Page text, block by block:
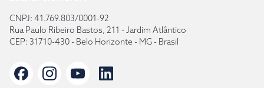
CNPJ: 41.769.803/0001-92
Rua Paulo Ribeiro Bastos, 211 - Jardim Atlântico
CEP: 31710-430 - Belo Horizonte - MG - Brasil